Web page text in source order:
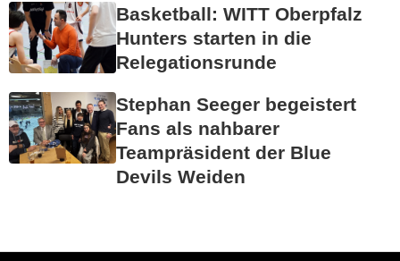
Basketball: WITT Oberpfalz
Hunters starten in die
Relegationsrunde
Stephan Seeger begeistert
Fans als nahbarer
Teampräsident der Blue
Devils Weiden